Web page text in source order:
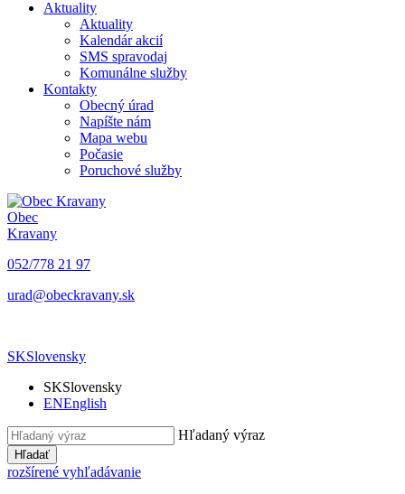
Aktuality
Aktuality
Kalendár akcií
SMS spravodaj
Komunálne služby
Kontakty
Obecný úrad
Napíšte nám
Mapa webu
Počasie
Poruchové služby
Obec
Kravany
052/778 21 97
urad@obeckravany.sk
SKSlovensky
SKSlovensky
ENEnglish
Hľadaný výraz
Hľadať
rozšírené vyhľadávanie